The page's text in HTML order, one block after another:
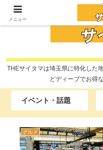
THEサイタマは埼玉県に特化した
どディープでお得
イベント・話題
開店・閉店
メニュー